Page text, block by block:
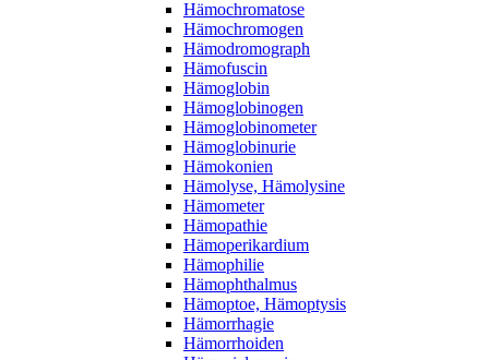
Hämochromatose
Hämochromogen
Hämodromograph
Hämofuscin
Hämoglobin
Hämoglobinogen
Hämoglobinometer
Hämoglobinurie
Hämokonien
Hämolyse, Hämolysine
Hämometer
Hämopathie
Hämoperikardium
Hämophilie
Hämophthalmus
Hämoptoe, Hämoptysis
Hämorrhagie
Hämorrhoiden